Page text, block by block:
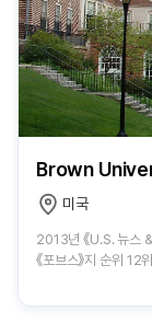
Brown
미국
2013년 《U.S. 뉴스
《포브스》지 순위 12위